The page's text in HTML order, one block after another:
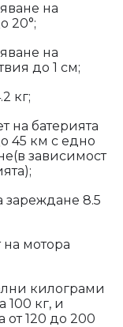
на
20°;
на
до 1 см;
кг;
на батерията
45 км с едно
зависимост
зареждане 8.5
мотора
килограми
100 кг, и
от 120 до 200